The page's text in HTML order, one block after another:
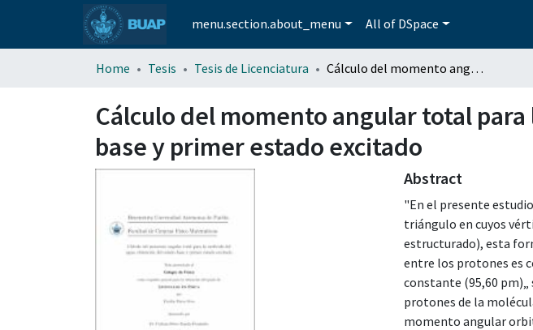
menu.section.about_menu All of DSpace
Home Tesis Tesis de Licenciatura Cálculo del momento angular total para la molécula del agua: obtención del estado base y primer estado excitado
Cálculo del momento angular total
base y primer estado excitado
Abstract
"En el presente
triángulo en cuyos
estructurado), esta
entre los protones es
constante (95,60
protones de la
momento angular